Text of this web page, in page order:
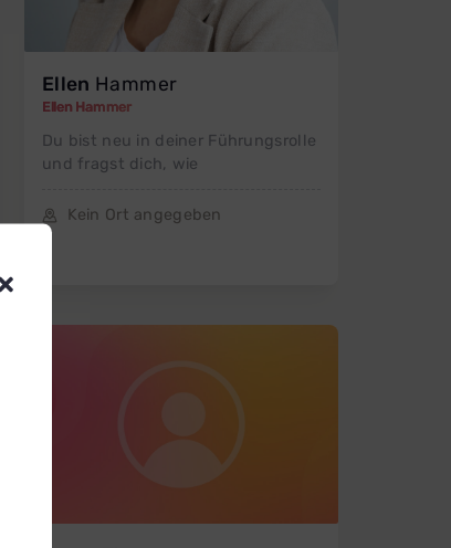
Ellen Hammer
Ellen Hammer
Du bist neu in deiner Führungsrolle
und fragst dich, wie
Kein Ort angegeben